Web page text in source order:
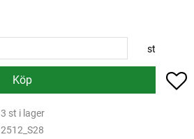
st
Köp
3 st i lager
2512_S28